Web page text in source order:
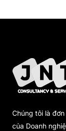
Chúng tôi là
của Doanh